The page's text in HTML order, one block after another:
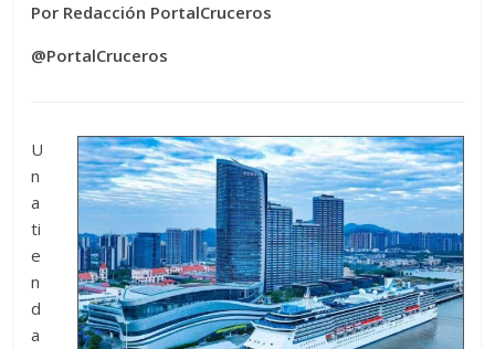
Por Redacción PortalCruceros
@PortalCruceros
U
n
a
ti
e
n
d
a